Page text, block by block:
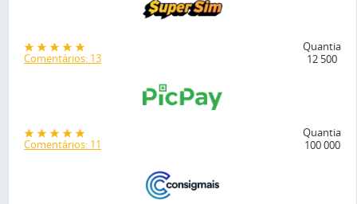
Comentários: 13
Quantia
12 500
Comentários: 11
Quantia
100 000